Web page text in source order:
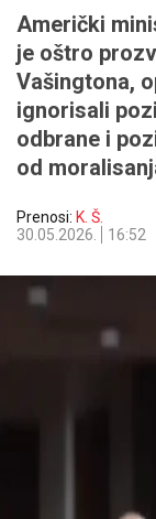
Američki
je oštro
Vašingtona,
ignorisali
odbrane i
od
Prenosi: K. Š.
30.05.2026.
16:52